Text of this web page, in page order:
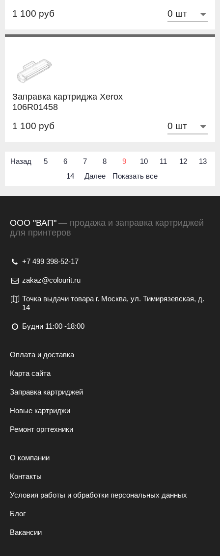
1 100 руб
Заправка картриджа Xerox
106R01458
1 100 руб
Назад 5 6 7 8 9 10 11 12
13
14
Далее Показать все
ООО "ВАП" — продажа и заправка картриджей
для принтеров
+7 499 398-52-17
zakaz@colourit.ru
Точка выдачи товара г. Москва, ул. Тимирязевская, д.
14
Будни 11:00 -18:00
Оплата и доставка
Карта сайта
Заправка картриджей
Новые картриджи
Ремонт оргтехники
О компании
Контакты
Условия работы и обработки персональных данных
Блог
Вакансии